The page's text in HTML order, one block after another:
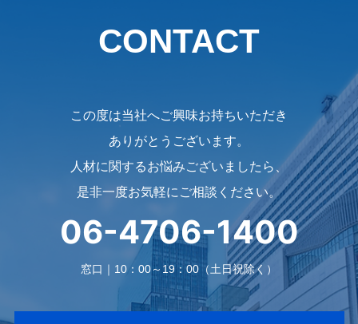
CONTACT
この度は当社へご興味お持ちいただき
ありがとうございます。
人材に関するお悩みございましたら、
是非一度お気軽にご相談ください。
06-4706-1400
窓口｜10：00～19：00（土日祝除く）